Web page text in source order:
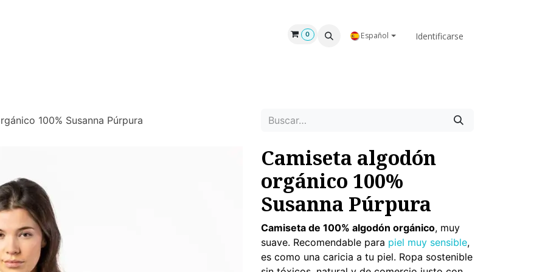
NOSOTROS
0 Español Identificarse
100% Susanna Púrpura
Camiseta algodón
orgánico 100%
Susanna Púrpura
Camiseta de 100% algodón orgánico, muy
suave. Recomendable para piel muy sensible,
es como una caricia a tu piel. Ropa sostenible